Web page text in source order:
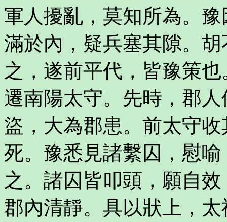
軍人擾亂，莫知所為。
滿於內，疑兵塞其隙。
之，遂前平代，皆豫策也
遷南陽太守。先時，郡
盜，大為郡患。前太守
死。豫悉見諸繫囚，慰
之。諸囚皆叩頭，願自
郡內清靜。具以狀上，